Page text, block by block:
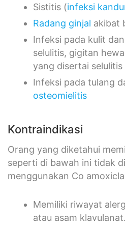
Sistitis (infeksi
Radang ginjal akibat
Infeksi pada kulit
selulitis, gigitan
yang disertai selulitis
Infeksi pada tulang
osteomielitis
Kontraindikasi
Orang yang diketahui
seperti di bawah ini tidak
menggunakan Co
Memiliki riwayat
atau asam klavulanat.